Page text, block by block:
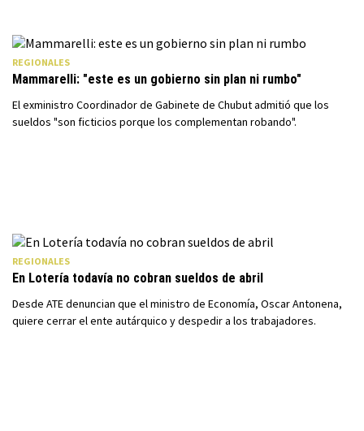
REGIONALES
Mammarelli: "este es un gobierno sin plan ni rumbo"
El exministro Coordinador de Gabinete de Chubut admitió que los
sueldos "son ficticios porque los complementan robando".
REGIONALES
En Lotería todavía no cobran sueldos de abril
Desde ATE denuncian que el ministro de Economía, Oscar Antonena,
quiere cerrar el ente autárquico y despedir a los trabajadores.